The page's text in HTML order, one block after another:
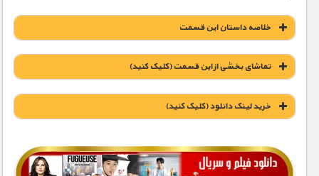
خلاصه داستان این قسمت
تماشای بخشی از این قسمت (کلیک کنید)
خريد لينک دانلود (کليک کنيد)
1900 تومان – خريد لينک دانلود (افزودن به سبد خريد)